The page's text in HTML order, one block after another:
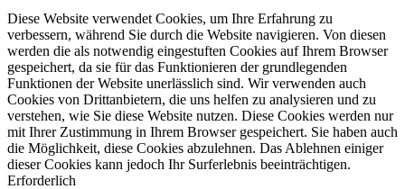
Diese Website verwendet Cookies, um Ihre Erfahrung zu
verbessern, während Sie durch die Website navigieren. Von diesen
werden die als notwendig eingestuften Cookies auf Ihrem Browser
gespeichert, da sie für das Funktionieren der grundlegenden
Funktionen der Website unerlässlich sind. Wir verwenden auch
Cookies von Drittanbietern, die uns helfen zu analysieren und zu
verstehen, wie Sie diese Website nutzen. Diese Cookies werden nur
mit Ihrer Zustimmung in Ihrem Browser gespeichert. Sie haben auch
die Möglichkeit, diese Cookies abzulehnen. Das Ablehnen einiger
dieser Cookies kann jedoch Ihr Surferlebnis beeinträchtigen.
Erforderlich